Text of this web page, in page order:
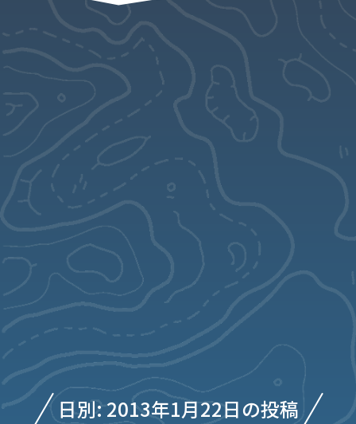
日別: 2013年1月22日の投稿